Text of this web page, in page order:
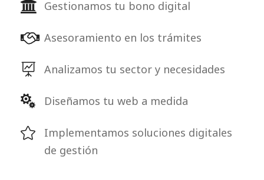
Gestionamos tu bono digital
Asesoramiento en los trámites
Analizamos tu sector y necesidades
Diseñamos tu web a medida
Implementamos soluciones digitales
de gestión